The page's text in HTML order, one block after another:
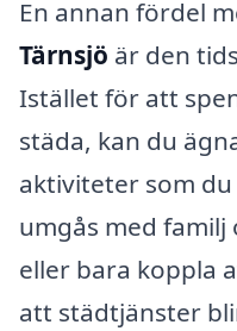
En annan fördel
Tärnsjö är den
Istället för att
städa, kan du
aktiviteter som
umgås med familj
eller bara koppla
att städtjänster